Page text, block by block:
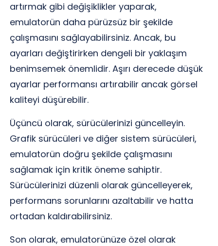
artırmak gibi değişiklikler yaparak,
emulatorün daha pürüzsüz bir şekilde
çalışmasını sağlayabilirsiniz. Ancak, bu
ayarları değiştirirken dengeli bir yaklaşım
benimsemek önemlidir. Aşırı derecede düşük
ayarlar performansı artırabilir ancak görsel
kaliteyi düşürebilir.
Üçüncü olarak, sürücülerinizi güncelleyin.
Grafik sürücüleri ve diğer sistem sürücüleri,
emulatorün doğru şekilde çalışmasını
sağlamak için kritik öneme sahiptir.
Sürücülerinizi düzenli olarak güncelleyerek,
performans sorunlarını azaltabilir ve hatta
ortadan kaldırabilirsiniz.
Son olarak, emulatorünüze özel olarak